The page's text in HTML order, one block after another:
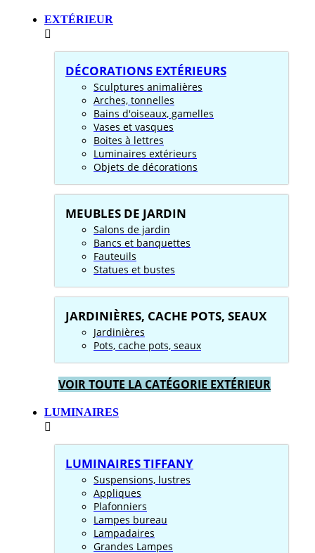
EXTÉRIEUR
DÉCORATIONS EXTÉRIEURS
Sculptures animalières
Arches, tonnelles
Bains d'oiseaux, gamelles
Vases et vasques
Boites à lettres
Luminaires extérieurs
Objets de décorations
MEUBLES DE JARDIN
Salons de jardin
Bancs et banquettes
Fauteuils
Statues et bustes
JARDINIÈRES, CACHE POTS, SEAUX
Jardinières
Pots, cache pots, seaux
VOIR TOUTE LA CATÉGORIE EXTÉRIEUR
LUMINAIRES
LUMINAIRES TIFFANY
Suspensions, lustres
Appliques
Plafonniers
Lampes bureau
Lampadaires
Grandes Lampes